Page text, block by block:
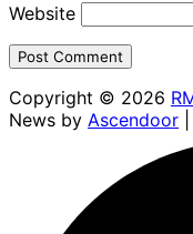
Website
Copyright © 2026
News by Ascendoor